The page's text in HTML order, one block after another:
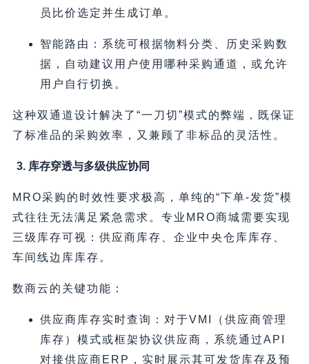
员比价选定并生成订单。
智能路由：系统可根据物料分类、历史采购数
据，自动建议用户使用哪种采购通道，或允许
用户自行切换。
这种双通道设计解决了“一刀切”模式的弊端，既保证
了标准品的采购效率，又兼顾了非标品的灵活性。
3. 库存穿透与多级供应协同
MRO采购的时效性要求极高，单纯的“下单-发货”模
式往往无法满足紧急需求。专业MRO商城需要实现
三级库存可视：供应商库存、企业中央仓库库存、
车间线边库库存。
数商云的关键功能：
供应商库存实时查询：对于VMI（供应商管理
库存）模式或框架协议供应商，系统通过API
对接供应商ERP，实时展示其可发货库存及预